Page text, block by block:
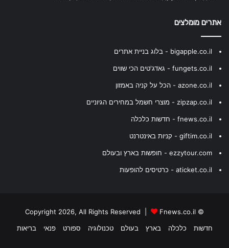
אתרים מומלצים
bigapple.co.il - בלוג בניית אתרים
fungets.co.il - גאדג'טים הכי שווים
azone.co.il - הכל על קניה באמזון
zipzap.co.il - מוצרי חשמל במחירים הגיוניים
fnews.co.il - חדשות כלכלה
giftim.co.il - קניות באינטרנט
ezzytour.com - חופשות בארץ ובעולם
aticket.co.il - כרטיסים להופעות
© Copyright 2026, All Rights Reserved |
Fnews.co.il
חדשות
כלכלה בארץ בעולם טכנולוגיה ספורט פנאי בריאות